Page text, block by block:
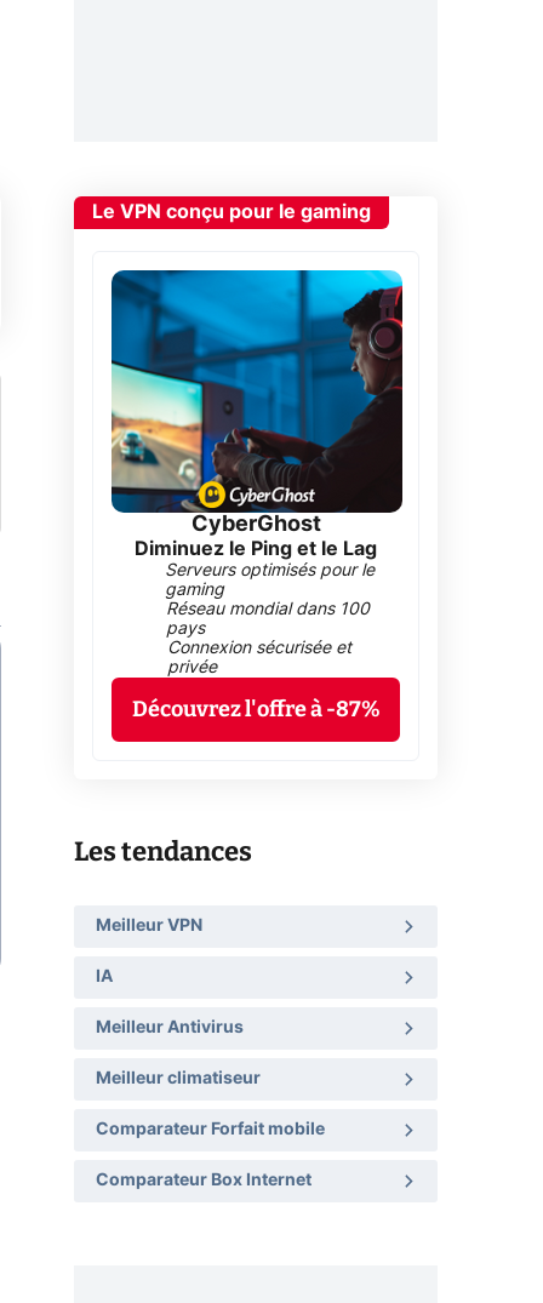
Le VPN conçu pour le gaming
CyberGhost
Diminuez le Ping et le Lag
Serveurs optimisés pour le
gaming
Réseau mondial dans 100
pays
Connexion sécurisée et
privée
Découvrez l'offre à -87%
Les tendances
Meilleur VPN
IA
Meilleur Antivirus
Meilleur climatiseur
Comparateur Forfait mobile
Comparateur Box Internet